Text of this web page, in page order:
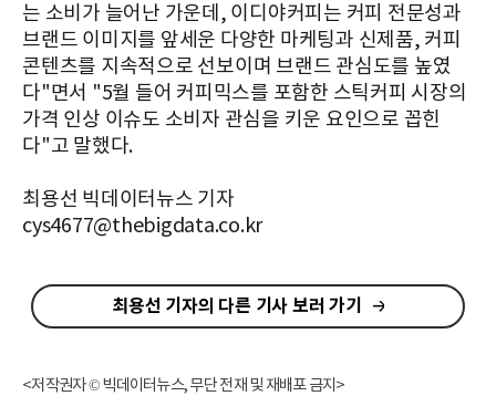
는 소비가 늘어난 가운데, 이디야커피는 커피 전문성과
브랜드 이미지를 앞세운 다양한 마케팅과 신제품, 커피
콘텐츠를 지속적으로 선보이며 브랜드 관심도를 높였
다"면서 "5월 들어 커피믹스를 포함한 스틱커피 시장의
가격 인상 이슈도 소비자 관심을 키운 요인으로 꼽힌
다"고 말했다.
최용선 빅데이터뉴스 기자
cys4677@thebigdata.co.kr
최용선 기자의 다른 기사 보러 가기
<저작권자 © 빅데이터뉴스, 무단 전재 및 재배포 금지>